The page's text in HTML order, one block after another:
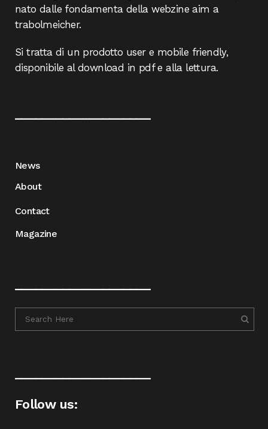
nato dalle fondamenta della webzine aim a
trabolmeicher.
Si tratta di un prodotto user e mobile friendly,
disponibile al download in pdf e alla lettura.
News
About
Contact
Magazine
Follow us: